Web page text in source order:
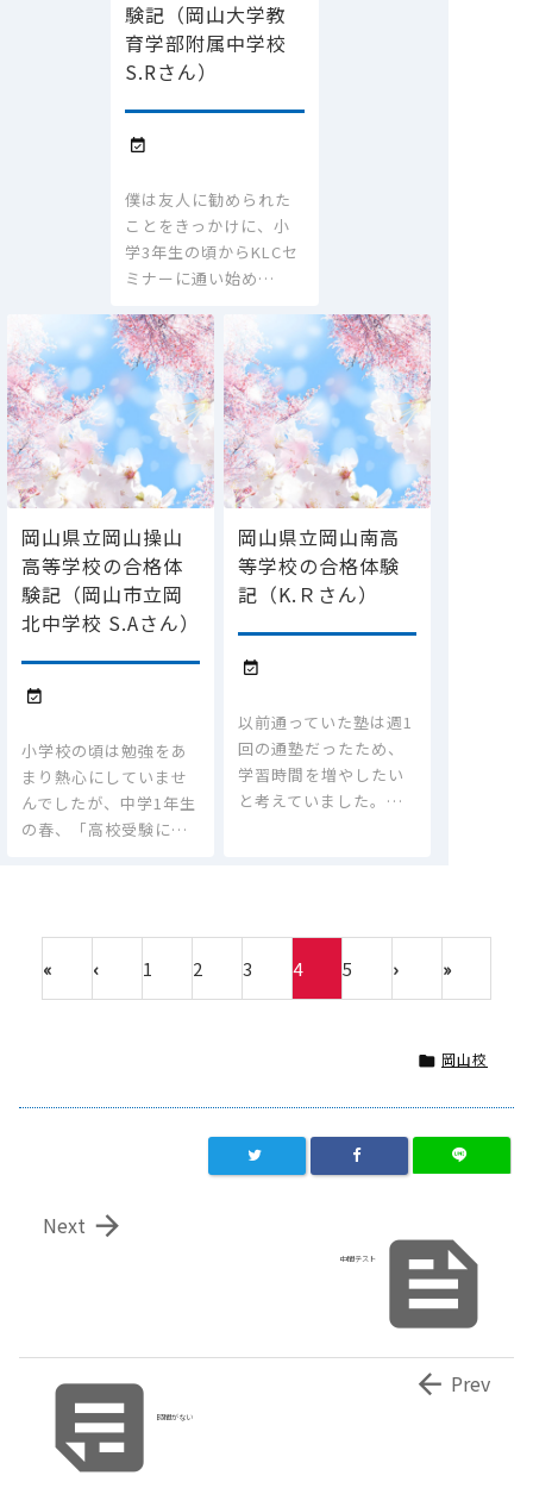
験記（岡山大学教
育学部附属中学校
S.Rさん）

僕は友人に勧められた
ことをきっかけに、小
学3年生の頃からKLCセ
ミナーに通い始め…
岡山県立岡山操山
高等学校の合格体
験記（岡山市立岡
北中学校 S.Aさん）

小学校の頃は勉強をあ
まり熱心にしていませ
んでしたが、中学1年生
の春、「高校受験に…
岡山県立岡山南高
等学校の合格体験
記（K.Ｒさん）

以前通っていた塾は週1
回の通塾だったため、
学習時間を増やしたい
と考えていました。…
« ‹ 1 2 3 4 5 › »
 岡山校

中間テスト

Next
時間がない
 Prev